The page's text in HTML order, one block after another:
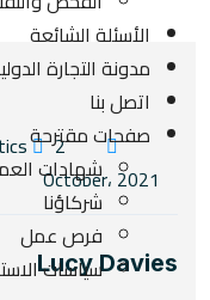
الأسئلة الشائعة
مدونة التجارة
اتصل بنا
صفحات مقترحة
شهادات
شركاؤنا
فرص عمل
سياسات
By Elngoom Egypt for Logistics
2
October، 2021
Lucy Davies